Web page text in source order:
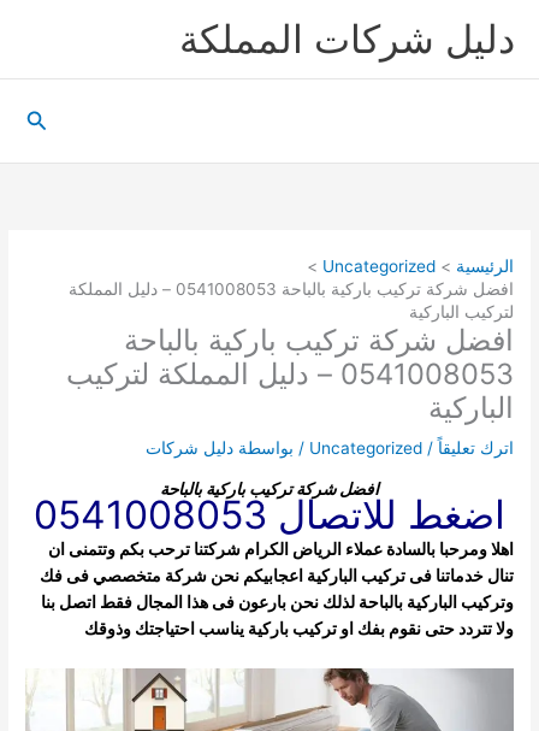
دليل شركات المملكة
الرئيسية
Uncategorized
افضل شركة تركيب باركية بالباحة 0541008053 – دليل المملكة
لتركيب الباركية
افضل شركة تركيب باركية بالباحة
0541008053 – دليل المملكة لتركيب
الباركية
اترك تعليقاً /
Uncategorized / بواسطة دليل شركات
افضل شركة تركيب باركية بالباحة
اضغط للاتصال 0541008053
اهلا ومرحبا بالسادة عملاء الرياض الكرام شركتنا ترحب بكم وتتمنى ان
تنال خدماتنا فى تركيب الباركية اعجابيكم نحن شركة متخصصي فى فك
وتركيب الباركية بالباحة لذلك نحن بارعون فى هذا المجال فقط اتصل بنا
ولا تتردد حتى نقوم بفك او تركيب باركية يناسب احتياجتك وذوقك